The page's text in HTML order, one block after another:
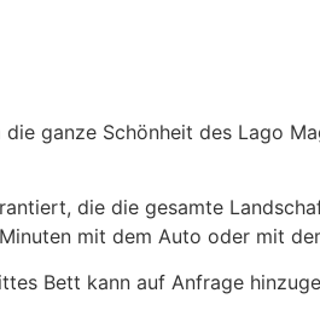
ganze Schönheit des Lago
die die gesamte
mit dem Auto oder mit
Bett kann auf Anfrage